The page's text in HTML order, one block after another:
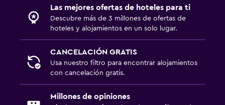
Las mejores ofertas de hoteles para ti
Descubre más de 3 millones de ofertas de
hoteles y alojamientos en un solo lugar.
CANCELACIÓN GRATIS
Usa nuestro filtro para encontrar alojamientos
con cancelación gratis.
Millones de opiniones